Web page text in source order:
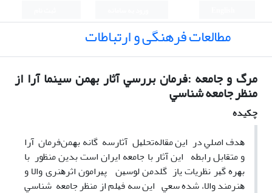
مطالعات فرهنگی و ارتباطات
ﻣﺮگ و ﺟﺎﻣﻌﻪ :ﻓﺮﻣﺎن ﺑﺮرﺳﻲ آﺛﺎر ﺑﻬﻤﻦ سینما آرا از
ﻣﻨﻈﺮ ﺟﺎﻣﻌﻪ ﺷﻨﺎﺳﻲ
چکیده
ﻫﺪف اﺻﻠﻲ در اﻳﻦ ﻣﻘﺎﻟﻪﺗﺤﻠﻴﻞ آﺛﺎرﺳﻪ ﮔﺎﻧﻪ ﺑﻬﻤﻦﻓﺮﻣﺎن آرا
و ﻣﺘﻘﺎﺑﻞ راﺑﻄﻪ اﻳﻦ آﺛﺎر ﺑﺎ ﺟﺎﻣﻌﻪ اﻳﺮان اﺳﺖ بدین منظور ﺑﺎ
ﺑﻬﺮه ﮔﻴﺮ ﻧﻈﺮﻳﺎت یاز ﮔﻠﺪﻣﻦ ﻟﻮﺳﻴﻦ ﭘﻴﺮاﻣﻮن اﺛﺮﻫﻨﺮی واﻻ و
ﻫﻨﺮﻣﻨﺪ واﻻ، ﺷﺪه ﺳﻌﻲ اﻳﻦ ﺳﻪ ﻓﻴﻠﻢ از ﻣﻨﻈﺮ ﺟﺎﻣﻌﻪ ﺷﻨﺎﺳﻲ